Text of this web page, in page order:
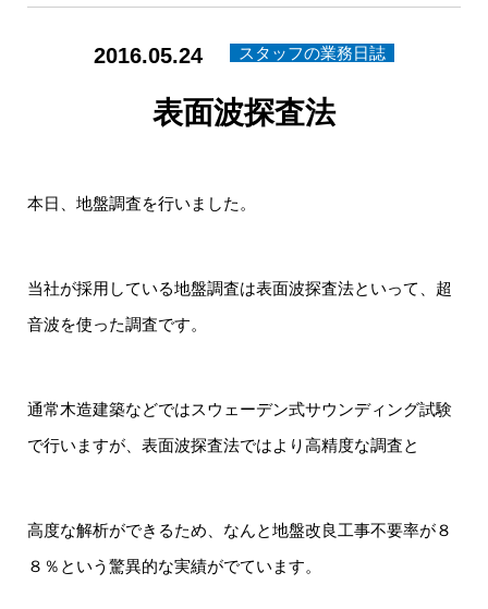
2016.05.24 スタッフの業務日誌
表面波探査法
本日、地盤調査を行いました。
当社が採用している地盤調査は表面波探査法といって、超
音波を使った調査です。
通常木造建築などではスウェーデン式サウンディング試験
で行いますが、表面波探査法ではより高精度な調査と
高度な解析ができるため、なんと地盤改良工事不要率が８
８％という驚異的な実績がでています。